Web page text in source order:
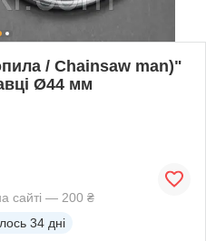
/ Chainsaw man)"
Ø44 мм
сайті — 200 ₴
34 дні